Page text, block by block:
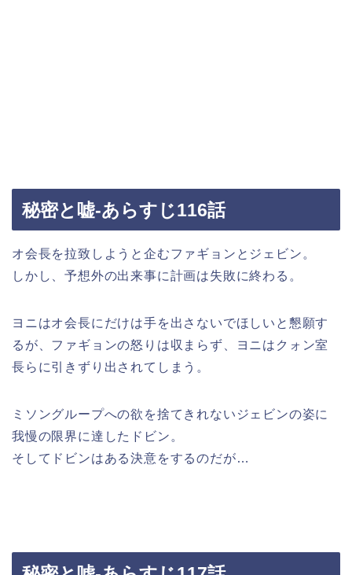
秘密と嘘-あらすじ116話
オ会長を拉致しようと企むファギョンとジェビン。
しかし、予想外の出来事に計画は失敗に終わる。
ヨニはオ会長にだけは手を出さないでほしいと懇願す
るが、ファギョンの怒りは収まらず、ヨニはクォン室
長らに引きずり出されてしまう。
ミソングループへの欲を捨てきれないジェビンの姿に
我慢の限界に達したドビン。
そしてドビンはある決意をするのだが…